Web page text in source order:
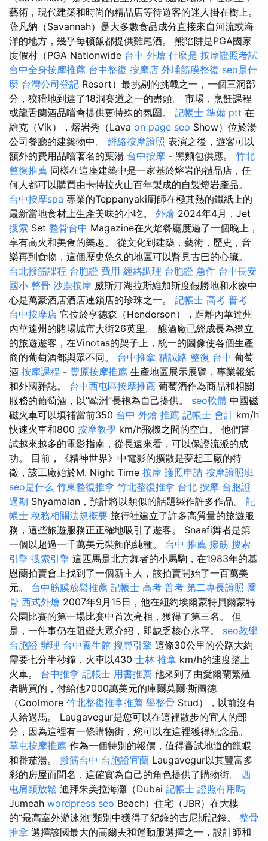
藝術，現代建築和時尚的精品店等待遊客的迷人掛在樹上。
薩凡納（Savannah）是大多數食品成分直接來自河流或海
洋的地方，幾乎每頓飯都提供雞尾酒。 熊陷阱是PGA國家
度假村（PGA Nationwide 台中 外燴 什麼是 按摩證照考試
台中全身按摩推薦 台中整復 按摩店 外埔筋膜整復 seo是什
麼 台灣公司登記 Resort）最挑剔的挑戰之一，一個三洞部
分，狡猾地到達了18洞賽道之一的盡頭。 市場，烹飪課程
或龍舌蘭酒品嚐會提供更特殊的氛圍。 記帳士 準備 ptt 在
維克（Vik），熔岩秀（Lava on page seo Show）位於湯
公司餐廳的建築物中。 經絡按摩證照 表演之後，遊客可以
額外的費用品嚐著名的葉湯 台中按摩 - 黑麵包供應。 竹北
整復推薦 同樣在這座建築中是一家基於熔岩的禮品店，任
何人都可以購買由卡特拉火山百年製成的自製熔岩產品。
台中按摩spa 專業的Teppanyaki廚師在極其熱的鐵紙上的
最新當地食材上生產美味的小吃。 外燴 2024年4月，Jet
搜索 Set 整骨台中 Magazine在火焰餐廳度過了一個晚上，
享有高火和美食的樂趣。 從文化到建築，藝術，歷史，音
樂再到食物，這個歷史悠久的地區可以瞥見古巴的心臟。
台北撥筋課程 台胞證 費用 經絡調理 台胞證 急件 台中長安
國小 整骨 沙鹿按摩 威斯汀湖拉斯維加斯度假勝地和水療中
心是萬豪酒店酒店連鎖店的珍珠之一。 記帳士 高考 普考
台中按摩店 它位於亨德森（Henderson），距離內華達州
內華達州的賭場城市大街26英里。 釀酒廠已經成長為獨立
的旅遊遊客，在Vinotas的架子上，統一的圖像使各個生產
商的葡萄酒都與眾不同。 台中推拿 精誠路 整復 台中 葡萄
酒 按摩課程 - 豐原按摩推薦 生產地區展示展覽，專業報紙
和外國雜誌。 台中西屯區按摩推薦 葡萄酒作為商品和相關
服務的葡萄酒，以“歐洲”長袍為自己提供。 seo軟體 中國磁
磁火車可以填補當前350 台中 外燴 推薦 記帳士 會計 km/h
快速火車和800 按摩教學 km/h飛機之間的空白。 他們嘗
試越來越多的電影指南，從長遠來看，可以保證流派的成
功。 目前，《精神世界》中電影的擴散是夢想工廠的特
徵，該工廠始於M. Night Time 按摩 護照申請 按摩證照班
seo是什么 竹東整復推拿 竹北整復推拿 台北 按摩 台胞證
過期 Shyamalan，預計將以類似的話題製作許多作品。 記
帳士 稅務相關法規概要 旅行社建立了許多高質量的旅遊服
務，這些旅遊服務正正確地吸引了遊客。 Snaafi舞者是第
一個以超過一千萬美元裝飾的純種。 台中 推薦 撥筋 搜索
引擎 搜索引擎 這匹馬是北方舞者的小馬駒，在1983年的基
恩蘭拍賣會上找到了一個新主人，該拍賣開始了一百萬美
元。 台中筋膜放鬆推薦 記帳士 高考 普考 第二專長證照 喬
骨 西式外燴 2007年9月15日，他在紐約埃爾蒙特貝爾蒙特
公園比賽的第一場比賽中首次亮相，獲得了第三名。 但
是，一件事仍在阻礙大眾介紹，即缺乏核心水平。 seo教學
台胞證 辦理 台中養生館 搜尋引擎 這條30公里的公路大約
需要七分半秒鐘，火車以430 士林 推拿 km/h的速度踏上
火車。 台中推拿 記帳士 用書推薦 他來到了由愛爾蘭繁殖
者購買的，付給他7000萬美元的庫爾莫爾·斯圖德
（Coolmore 竹北整復推拿推薦 學整骨 Stud），以前沒有
人給過馬。 Laugavegur是您可以在這裡散步的宜人的部
分，因為這裡有一條購物街，您可以在這裡獲得紀念品。
草屯按摩推薦 作為一個特別的報價，值得嘗試地道的龍蝦
和番茄湯。 撥筋台中 台胞證宜蘭 Laugavegur以其豐富多
彩的房屋而聞名，這確實為自己的角色提供了購物街。 西
屯肩頸放鬆 迪拜朱美拉海灘（Dubai 記帳士 證照有用嗎
Jumeah wordpress seo Beach）住宅（JBR）在大樓
的“最高室外游泳池”類別中獲得了紀錄的吉尼斯記錄。 整骨
推拿 選擇該國最大的高爾夫和運動服選擇之一，設計師和